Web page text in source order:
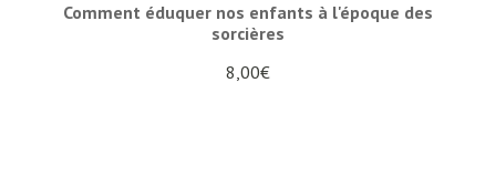
Comment éduquer nos enfants à l'époque des
sorcières
8,00€